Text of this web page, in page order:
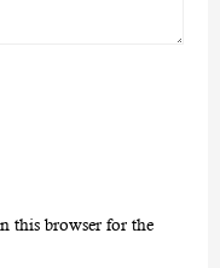
this browser for the